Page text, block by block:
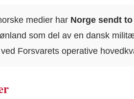
medier har Norge sendt
som del av en dansk
Forsvarets operative